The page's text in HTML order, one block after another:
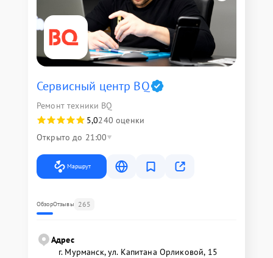
Сервисный центр BQ
Ремонт техники BQ
5,0240 оценки
Открыто до 21:00
Маршрут
ОбзорОтзывы 265
Адрес
г. Мурманск, ул. Капитана Орликовой, 15